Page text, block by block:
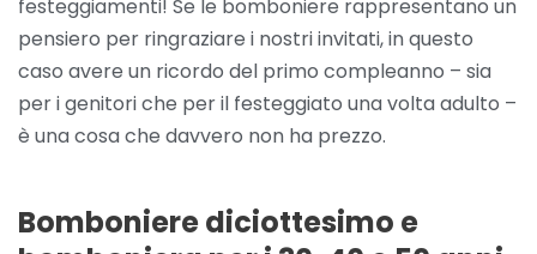
festeggiamenti! Se le bomboniere rappresentano un
pensiero per ringraziare i nostri invitati, in questo
caso avere un ricordo del primo compleanno – sia
per i genitori che per il festeggiato una volta adulto –
è una cosa che davvero non ha prezzo.
Bomboniere diciottesimo e